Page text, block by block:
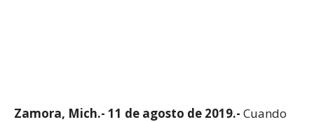
Zamora, Mich.- 11 de agosto de 2019.- Cuando